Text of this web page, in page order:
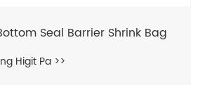
Seal Barrier Shrink Bag
Higit Pa >>